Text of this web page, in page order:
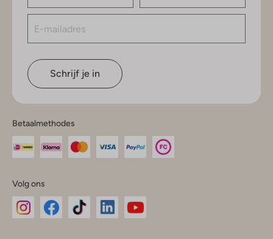
Schrijf je in
Betaalmethodes
Volg ons